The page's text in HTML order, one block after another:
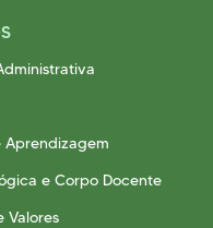
Social
e Corpo Docente
Valores